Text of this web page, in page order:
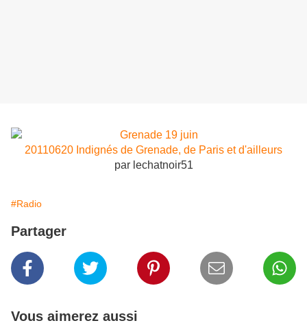
20110620 Indignés de Grenade, de Paris et d'ailleurs
par lechatnoir51
#Radio
Partager
Vous aimerez aussi